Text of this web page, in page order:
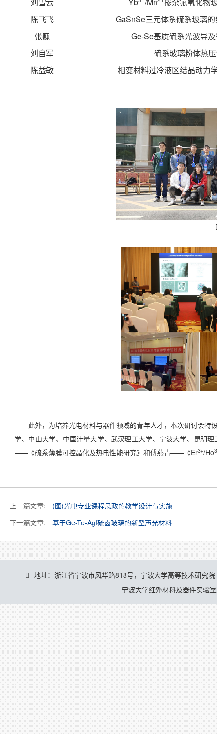
陈飞飞
GaSnSe三元体系硫系玻璃
张巍
Ge-Se基质硫系光波导
刘自军
硫系玻璃粉体热
陈益敏
相变材料过冷液区结晶动力
此外，为培养光电材料与器件领域的青年人才，本次研讨会特
学、中山大学、中国计量大学、武汉理工大学、宁波大学、昆明
——《硫系薄膜可控晶化及热电性能研究》和傅燕青——《Er3+/Ho
上一篇文章:
(图)光电专业课程思政的教学设计与实施
下一篇文章:
基于Ge-Te-AgI硫卤玻璃的新型声光材料
地址：浙江省宁波市风华路818号，宁波大学高等技术研究院
宁波大学红外材料及器件实验